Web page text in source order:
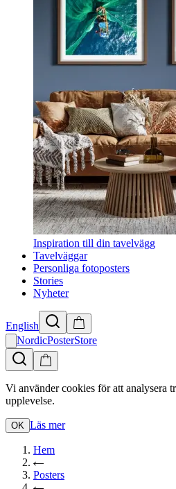
Inspiration till din tavelvägg
Tavelväggar
Personliga fotoposters
Stories
Nyheter
English
NordicPosterStore
Vi använder cookies för att analysera
upplevelse.
OK Läs mer
Hem
Posters